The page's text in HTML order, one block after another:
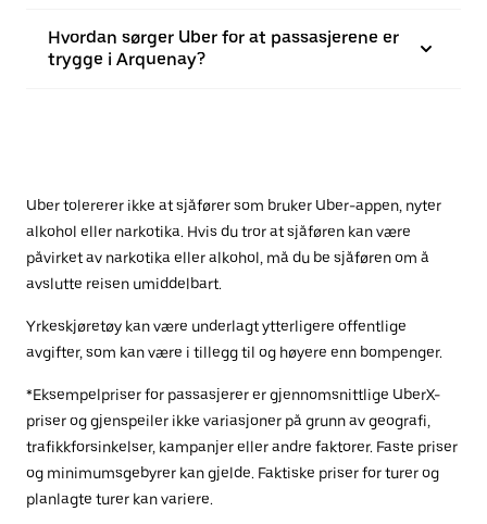
Hvordan sørger Uber for at passasjerene er
trygge i Arquenay?
Uber tolererer ikke at sjåfører som bruker Uber-appen, nyter
alkohol eller narkotika. Hvis du tror at sjåføren kan være
påvirket av narkotika eller alkohol, må du be sjåføren om å
avslutte reisen umiddelbart.
Yrkeskjøretøy kan være underlagt ytterligere offentlige
avgifter, som kan være i tillegg til og høyere enn bompenger.
*Eksempelpriser for passasjerer er gjennomsnittlige UberX-
priser og gjenspeiler ikke variasjoner på grunn av geografi,
trafikkforsinkelser, kampanjer eller andre faktorer. Faste priser
og minimumsgebyrer kan gjelde. Faktiske priser for turer og
planlagte turer kan variere.